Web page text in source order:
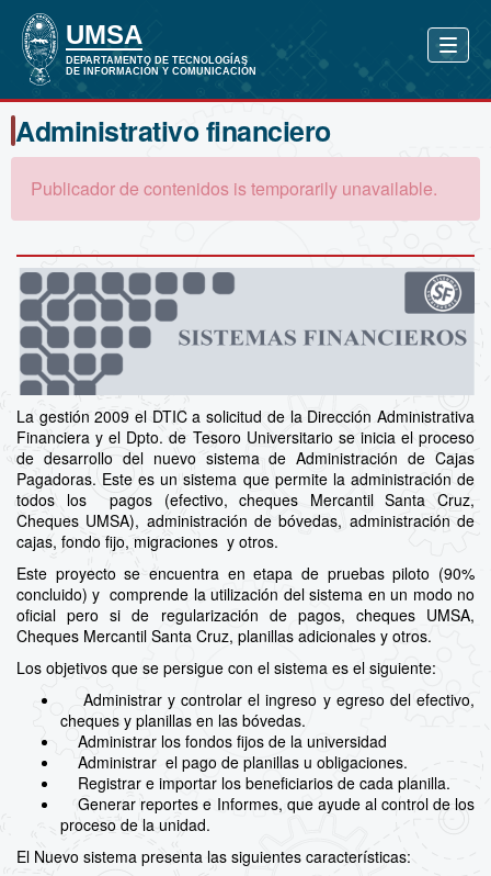
Administrativo financiero
Publicador de contenidos is temporarily unavailable.
La gestión 2009 el DTIC a solicitud de la Dirección Administrativa
Financiera y el Dpto. de Tesoro Universitario se inicia el proceso
de desarrollo del nuevo sistema de Administración de Cajas
Pagadoras. Este es un sistema que permite la administración de
todos los pagos (efectivo, cheques Mercantil Santa Cruz,
Cheques UMSA), administración de bóvedas, administración de
cajas, fondo fijo, migraciones y otros.
Este proyecto se encuentra en etapa de pruebas piloto (90%
concluido) y comprende la utilización del sistema en un modo no
oficial pero si de regularización de pagos, cheques UMSA,
Cheques Mercantil Santa Cruz, planillas adicionales y otros.
Los objetivos que se persigue con el sistema es el siguiente:
Administrar y controlar el ingreso y egreso del efectivo,
cheques y planillas en las bóvedas.
Administrar los fondos fijos de la universidad
Administrar el pago de planillas u obligaciones.
Registrar e importar los beneficiarios de cada planilla.
Generar reportes e Informes, que ayude al control de los
proceso de la unidad.
El Nuevo sistema presenta las siguientes características: